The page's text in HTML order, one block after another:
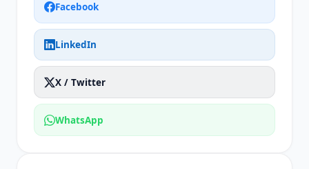
Facebook
LinkedIn
X / Twitter
WhatsApp